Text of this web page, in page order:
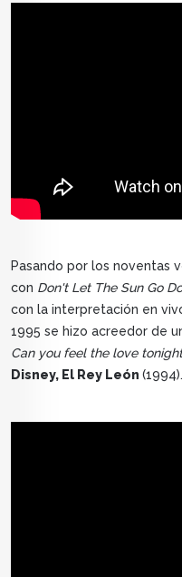
Pasando por los noventas
con Don't Let The Sun Go
con la interpretación en
1995 se hizo acreedor de
Can you feel the love
Disney, El Rey León (1994).